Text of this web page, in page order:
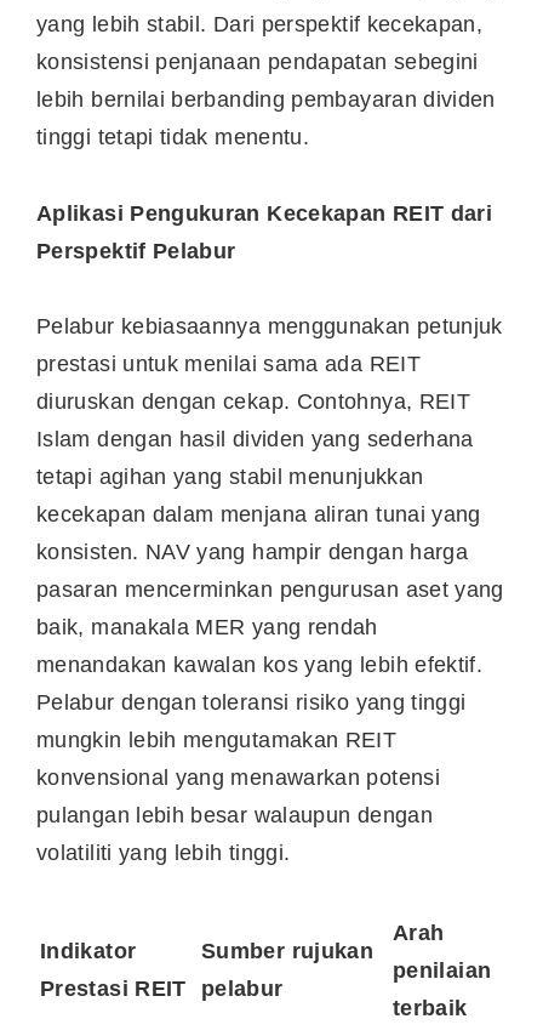
yang lebih stabil. Dari perspektif kecekapan,
konsistensi penjanaan pendapatan sebegini
lebih bernilai berbanding pembayaran dividen
tinggi tetapi tidak menentu.
Aplikasi Pengukuran Kecekapan REIT dari
Perspektif Pelabur
Pelabur kebiasaannya menggunakan petunjuk
prestasi untuk menilai sama ada REIT
diuruskan dengan cekap. Contohnya, REIT
Islam dengan hasil dividen yang sederhana
tetapi agihan yang stabil menunjukkan
kecekapan dalam menjana aliran tunai yang
konsisten. NAV yang hampir dengan harga
pasaran mencerminkan pengurusan aset yang
baik, manakala MER yang rendah
menandakan kawalan kos yang lebih efektif.
Pelabur dengan toleransi risiko yang tinggi
mungkin lebih mengutamakan REIT
konvensional yang menawarkan potensi
pulangan lebih besar walaupun dengan
volatiliti yang lebih tinggi.
Indikator
Prestasi REIT
Sumber rujukan
pelabur
Arah
penilaian
terbaik